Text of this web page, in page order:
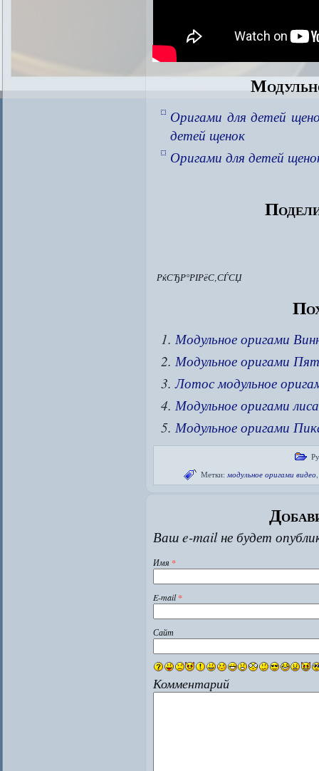
Оригами для детей
детей щенок
Оригами для детей
РќСЂР°РІРёС‚СЃСЏ
Модульное оригами
Модульное оригами
Лотос модульное
Модульное оригами лиса
Модульное оригами
Метки: модульное оригами видео
Ваш e-mail не будет
Имя *
E-mail*
Сайт
Комментарий